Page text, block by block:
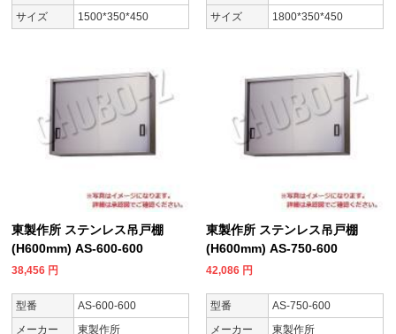
サイズ
1500*350*450
サイズ
1800*350*450
東製作所 ステンレス吊戸棚
(H600mm) AS-600-600
38,456 円
型番
AS-600-600
メーカー
東製作所
東製作所 ステンレス吊戸棚
(H600mm) AS-750-600
42,086 円
型番
AS-750-600
メーカー
東製作所